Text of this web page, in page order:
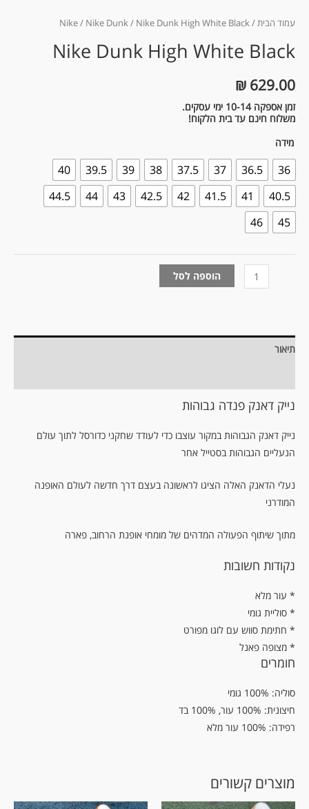
עמוד הבית/
Nike/ Nike Dunk/ Nike Dunk High White Black
Nike Dunk High White Black
₪ 629.00
זמן אספקה 10-14 ימי עסקים.
משלוח חינם עד בית הלקוח!
מידה
36
36.5
37
37.5
38
39
39.5
40
40.5
41
41.5
42
42.5
43
44
44.5
45
46
הוספה לסל
תיאור
נייק דאנק פנדה גבוהות
נייק דאנק הגבוהות במקור עוצבו כדי לעודד שחקני כדורסל לתוך עולם
הנעליים הגבוהות בסטייל אחר
נעלי הדאנק האלה הציגו לראשונה בעצם דרך חדשה לעולם האופנה
המודרני
מתוך שיתוף הפעולה המדהים של מומחי אופנת הרחוב, פארה
נקודות חשובות
עור מלא *
* סוליית גומי
* חתימת סווש עם לוגו מפורט
* מצופה פאנל
חומרים
סוליה: 100% גומי
חיצונית: 100% עור, 100% בד
רפידה: 100% עור מלא
מוצרים קשורים